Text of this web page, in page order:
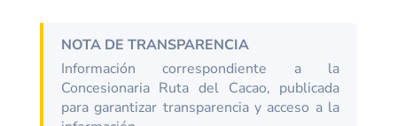
NOTA DE TRANSPARENCIA
Información correspondiente a la
Concesionaria Ruta del Cacao, publicada
para garantizar transparencia y acceso a la